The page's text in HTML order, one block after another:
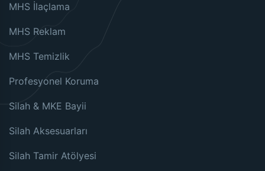
MHS İlaçlama
MHS Reklam
MHS Temizlik
Profesyonel Koruma
Silah & MKE Bayii
Silah Aksesuarları
Silah Tamir Atölyesi